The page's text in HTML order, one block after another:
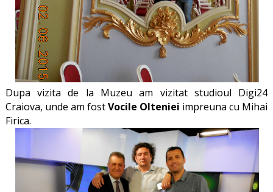
Dupa vizita de la Muzeu am vizitat studioul Digi24
Craiova, unde am fostVocile Olteniei impreuna cu Mihai
Firica.